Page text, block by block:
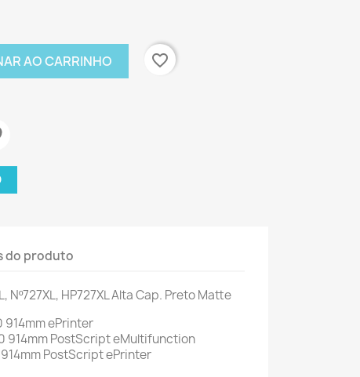
AO CARRINHO favorite_border
do produto
Nº727XL, HP727XL Alta Cap. Preto Matte
914mm ePrinter
914mm PostScript eMultifunction
PostScript ePrinter